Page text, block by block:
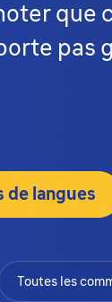
pas
de langues